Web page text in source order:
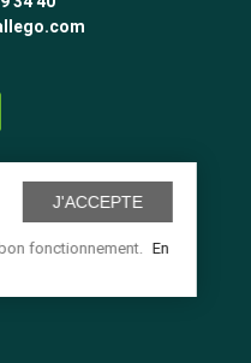
J'ACCEPTE
fonctionnement. En